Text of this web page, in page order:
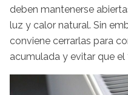
deben mantenerse
luz y calor natural. Sin
conviene cerrarlas para
acumulada y evitar que